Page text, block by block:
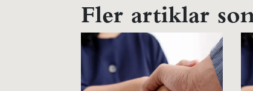
Fler artiklar